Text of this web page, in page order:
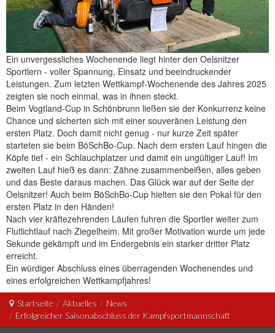
Ein unvergessliches Wochenende liegt hinter den Oelsnitzer
Sportlern - voller Spannung, Einsatz und beeindruckender
Leistungen. Zum letzten Wettkampf-Wochenende des Jahres 2025
zeigten sie noch einmal, was in ihnen steckt.
Beim Vogtland-Cup in Schönbrunn ließen sie der Konkurrenz keine
Chance und sicherten sich mit einer souveränen Leistung den
ersten Platz. Doch damit nicht genug - nur kurze Zeit später
starteten sie beim BöSchBo-Cup. Nach dem ersten Lauf hingen die
Köpfe tief - ein Schlauchplatzer und damit ein ungültiger Lauf! Im
zweiten Lauf hieß es dann: Zähne zusammenbeißen, alles geben
und das Beste daraus machen. Das Glück war auf der Seite der
Oelsnitzer! Auch beim BöSchBo-Cup hielten sie den Pokal für den
ersten Platz in den Händen!
Nach vier kräftezehrenden Läufen fuhren die Sportler weiter zum
Flutlichtlauf nach Ziegelheim. Mit großer Motivation wurde um jede
Sekunde gekämpft und im Endergebnis ein starker dritter Platz
erreicht.
Ein würdiger Abschluss eines überragenden Wochenendes und
eines erfolgreichen Wettkampfjahres!
Startseite / Aktuelles / News
/ Erfolgreicher Saisonabschluss der Kampfsportmannschaft